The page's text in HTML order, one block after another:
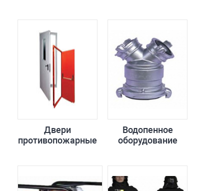
Двери
противопожарные
Водопенное
оборудование